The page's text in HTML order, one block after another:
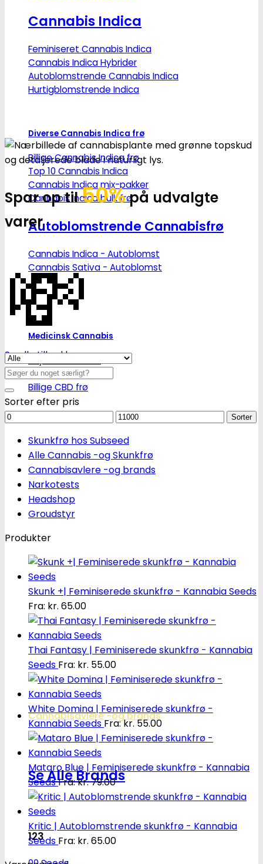
Cannabis Indica
Feminiseret Cannabis Indica
Cannabis Indica Hybrider
Autoblomstrende Cannabis Indica
Hurtigblomstrende Indica
Diverse Cannabis Indica frø
Billige Cannabis Indica frø
Top 10 Cannabis Indica
Cannabis Indica mix-pakker
Cannabis Indica bulk frø
Autoblomstrende Cannabisfrø
Cannabis Indica - Autoblomst
Cannabis Sativa - Autoblomst
Medicinsk Cannabis
Højt THC indhold
Billige CBD frø
Cannabisavlere -og brands
Se Alle Brands
123
Spar op til50%på udvalgte
varer
💸
Se alle tilbud her
Søg
efter:
Sorter efter pris
Mindstepris
Maks.
Sorter
Skunkfrø hos Subseed
Alle Cannabis -og Skunkfrø
Cannabisavlere -og brands
Narkotests
Headshop
Groudstyr
Produkter
Skunk +| Feminiserede skunkfrø - Kannabia Seeds
Fra: kr. 65.00
Thai Fantasy | Feminiserede skunkfrø - Kannabia
Seeds Fra: kr. 55.00
White Domina | Feminiserede skunkfrø -
Kannabia SeedsFra:kr.55.00
Mataro Blue | Feminiserede skunkfrø - Kannabia
SeedsFra:kr.79.00
Kritic | Autoblomstrende skunkfrø - Kannabia
Seeds Fra: kr. 65.00